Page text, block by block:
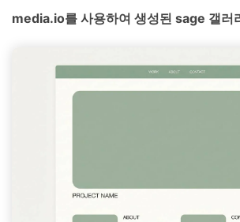
media.io를 사용하여 생성된 sage 갤러